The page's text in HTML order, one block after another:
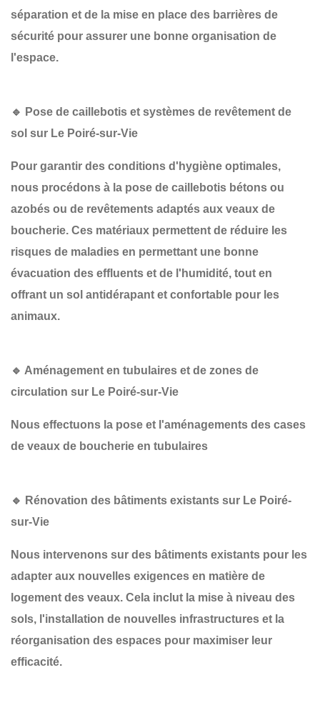
séparation et de la mise en place des barrières de
sécurité pour assurer une bonne organisation de
l'espace.
🔹 Pose de caillebotis et systèmes de revêtement de
sol sur Le Poiré-sur-Vie
Pour garantir des conditions d'hygiène optimales,
nous procédons à la pose de caillebotis bétons ou
azobés ou de revêtements adaptés aux veaux de
boucherie. Ces matériaux permettent de réduire les
risques de maladies en permettant une bonne
évacuation des effluents et de l'humidité, tout en
offrant un sol antidérapant et confortable pour les
animaux.
🔹 Aménagement en tubulaires et de zones de
circulation sur Le Poiré-sur-Vie
Nous effectuons la pose et l'aménagements des cases
de veaux de boucherie en tubulaires
🔹 Rénovation des bâtiments existants sur Le Poiré-
sur-Vie
Nous intervenons sur des bâtiments existants pour les
adapter aux nouvelles exigences en matière de
logement des veaux. Cela inclut la mise à niveau des
sols, l'installation de nouvelles infrastructures et la
réorganisation des espaces pour maximiser leur
efficacité.